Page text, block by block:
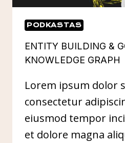
PODKASTAS
ENTITY BUILDING &
KNOWLEDGE GRAPH
Lorem ipsum dolor
consectetur
eiusmod tempor
et dolore magna